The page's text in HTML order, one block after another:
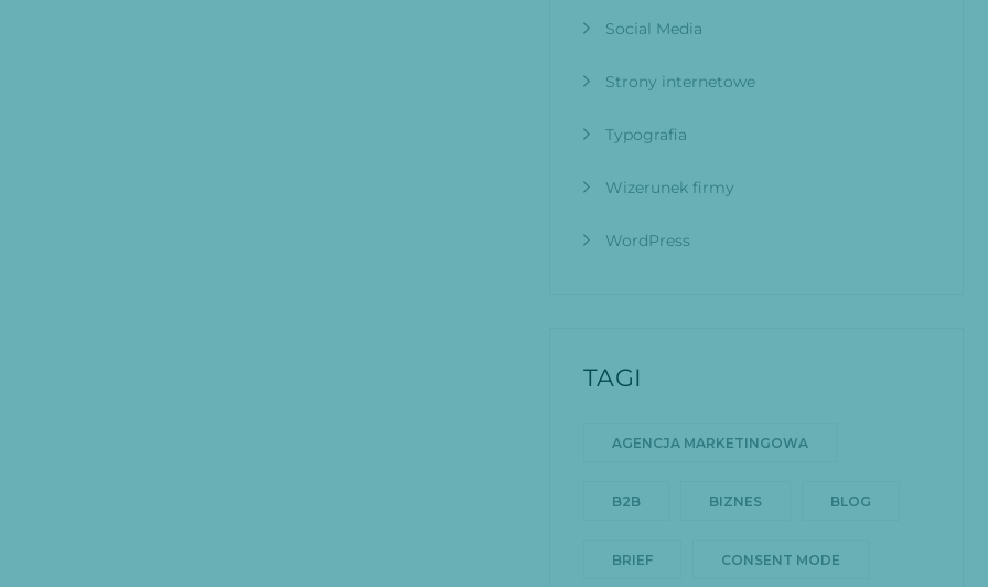
Social Media
Strony internetowe
Typografia
Wizerunek firmy
WordPress
TAGI
AGENCJA MARKETINGOWA
B2B BIZNES BLOG
BRIEF CONSENT MODE